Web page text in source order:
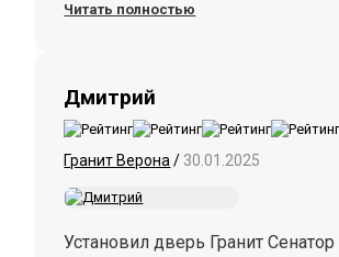
Читать полностью
Дмитрий
Гранит Верона / 30.01.2025
Установил дверь Гранит